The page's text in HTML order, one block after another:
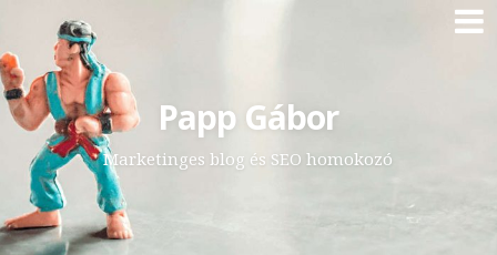
Skip
to
content
Papp Gábor
Marketinges blog és SEO homokozó